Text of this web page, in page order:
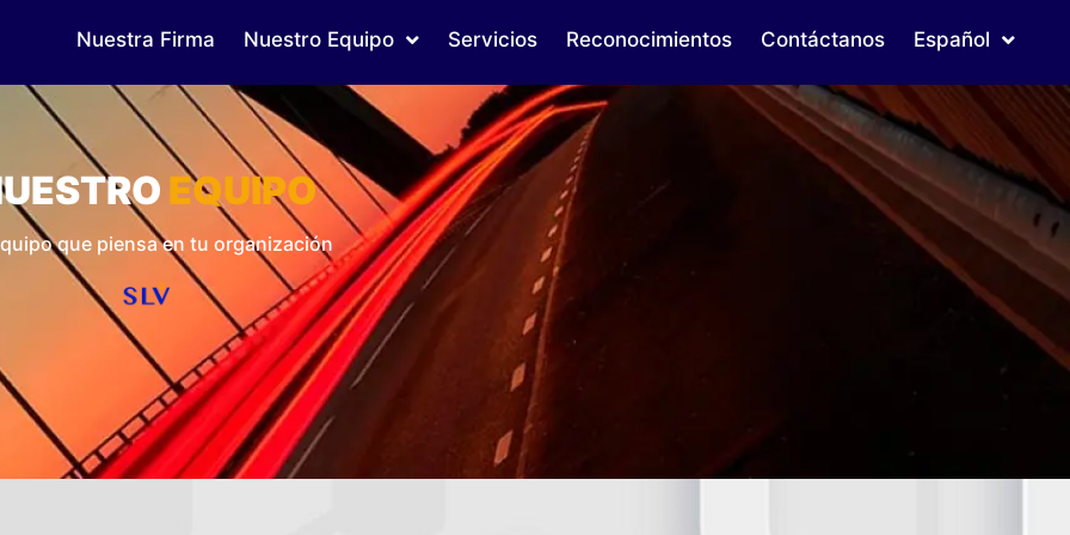
Nuestra Firma Nuestro Equipo Servicios Reconocimientos Contáctanos Español
EQUIPO
que piensa en tu organización